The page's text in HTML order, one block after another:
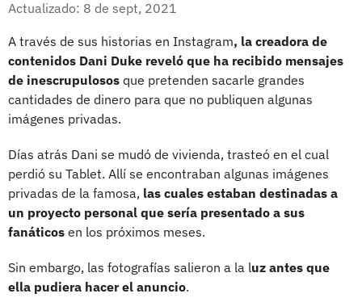
Actualizado: 8 de sept, 2021
A través de sus historias en Instagram, la creadora de
contenidos Dani Duke reveló que ha recibido mensajes
de inescrupulosos que pretenden sacarle grandes
cantidades de dinero para que no publiquen algunas
imágenes privadas.
Días atrás Dani se mudó de vivienda, trasteó en el cual
perdió su Tablet. Allí se encontraban algunas imágenes
privadas de la famosa, las cuales estaban destinadas a
un proyecto personal que sería presentado a sus
fanáticos en los próximos meses.
Sin embargo, las fotografías salieron a la luz antes que
ella pudiera hacer el anuncio.